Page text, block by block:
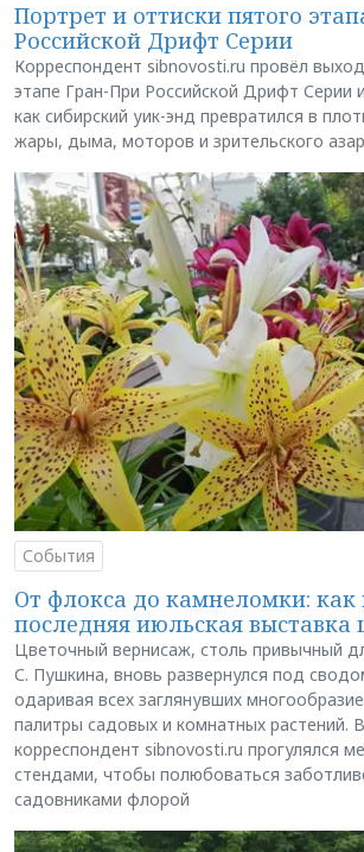
Портрет и оттиски пятого
Российской Дрифт Серии
Корреспондент sibnovosti.ru провёл
этапе Гран-При Российской Дрифт Серии
как сибирский уик-энд превратился в
жары, дыма, моторов и зрительского
События
От флокса до камнеломки:
последняя июльская выставка
Цветочный вернисаж, столь привычный
С. Пушкина, вновь развернулся под
одаривая всех заглянувших
палитры садовых и комнатных растений.
корреспондент sibnovosti.ru прогулялся
стендами, чтобы полюбоваться
садовниками флорой